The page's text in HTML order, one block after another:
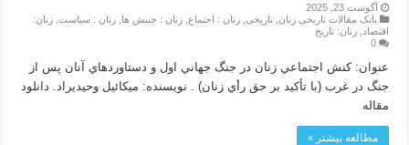
آگوست 23, 2025
بانک مقالات تاریخی زنان ,تاریخی ,زنان : اجتماع ,زنان : جنبش ها ,زنان : سیاست ,زنان:
اقتصاد
,زنان: تاریخ
0
عنوان: كنش اجتماعي زنان در جنگ جهاني اول و دستاوردهاي آنان پس از
جنگ در غرب (با تأكيد بر حق رأي زنان) . نویسنده: ميكائيل وحيديراد. دانلود
مقاله
مطالعه بیشتر »